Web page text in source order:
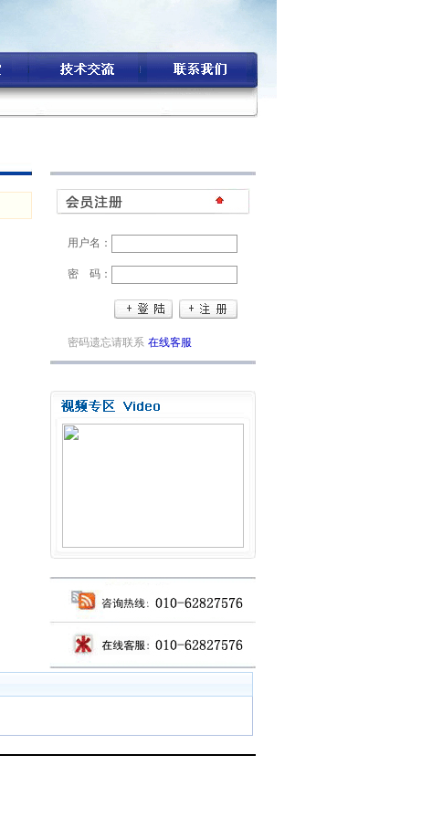
用户名：
密 码：
密码遗忘请联系 在线客服